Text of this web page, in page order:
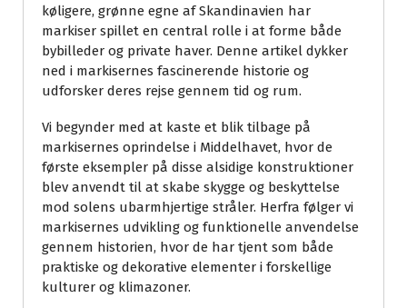
køligere, grønne egne af Skandinavien har
markiser spillet en central rolle i at forme både
bybilleder og private haver. Denne artikel dykker
ned i markisernes fascinerende historie og
udforsker deres rejse gennem tid og rum.
Vi begynder med at kaste et blik tilbage på
markisernes oprindelse i Middelhavet, hvor de
første eksempler på disse alsidige konstruktioner
blev anvendt til at skabe skygge og beskyttelse
mod solens ubarmhjertige stråler. Herfra følger vi
markisernes udvikling og funktionelle anvendelse
gennem historien, hvor de har tjent som både
praktiske og dekorative elementer i forskellige
kulturer og klimazoner.